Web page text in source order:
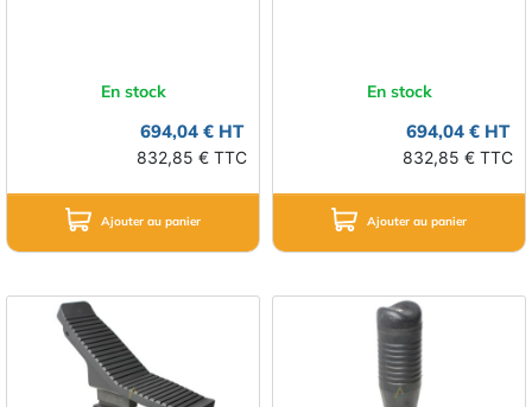
En stock
694,04 € HT
832,85 € TTC
Ajouter au panier
En stock
694,04 € HT
832,85 € TTC
Ajouter au panier